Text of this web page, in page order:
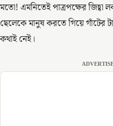
মতো! এমনিতেই পাত্রপক্ষের
ছেলেকে মানুষ করতে গিয়ে গাঁটের
কথাই নেই।